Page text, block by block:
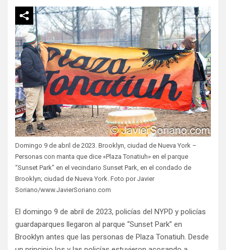
Domingo 9 de abril de 2023. Brooklyn, ciudad de Nueva York –
Personas con manta que dice «Plaza Tonatiuh» en el parque
“Sunset Park” en el vecindario Sunset Park, en el condado de
Brooklyn; ciudad de Nueva York. Foto por Javier
Soriano/www.JavierSoriano.com
El domingo 9 de abril de 2023, policías del NYPD y policías
guardaparques llegaron al parque “Sunset Park” en
Brooklyn antes que las personas de Plaza Tonatiuh. Desde